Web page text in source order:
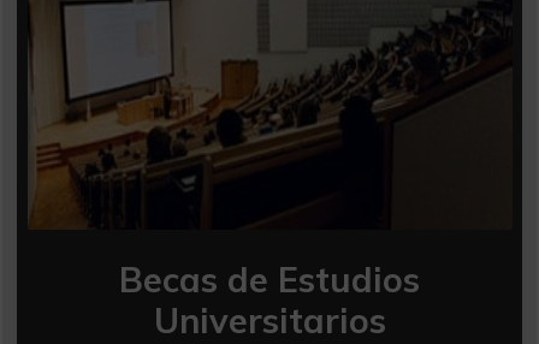
Becas de Estudios
Universitarios